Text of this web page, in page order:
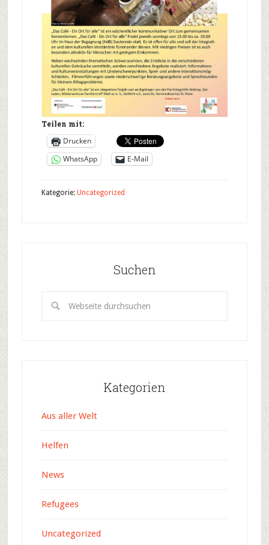
Teilen mit:
Drucken
WhatsApp
E-Mail
Kategorie: Uncategorized
Suchen
Kategorien
Aus aller Welt
Helfen
News
Refugees
Uncategorized